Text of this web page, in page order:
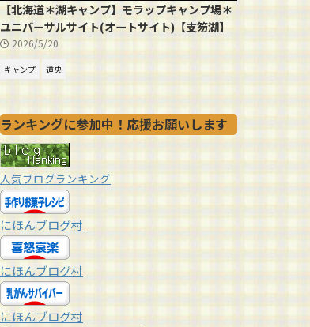
【北海道＊湖キャンプ】モラップキャンプ場＊
ユニバーサルサイト(オートサイト)【支笏湖】
2026/5/20
キャンプ 道央
ランキングに参加中！応援お願いします
人気ブログランキング
にほんブログ村
にほんブログ村
にほんブログ村